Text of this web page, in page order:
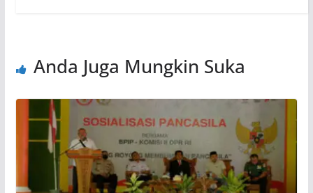
Anda Juga Mungkin Suka